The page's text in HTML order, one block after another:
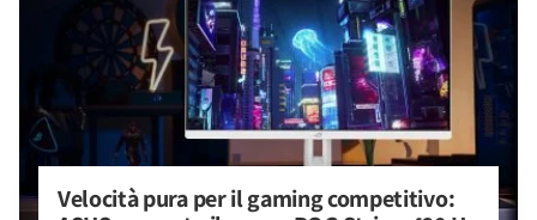
Velocità pura per il gaming competitivo: